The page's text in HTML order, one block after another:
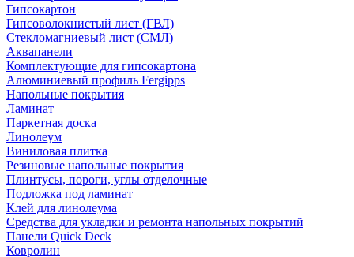
Гипсокартон
Гипсоволокнистый лист (ГВЛ)
Стекломагниевый лист (СМЛ)
Аквапанели
Комплектующие для гипсокартона
Алюминиевый профиль Fergipps
Напольные покрытия
Ламинат
Паркетная доска
Линолеум
Виниловая плитка
Резиновые напольные покрытия
Плинтусы, пороги, углы отделочные
Подложка под ламинат
Клей для линолеума
Средства для укладки и ремонта напольных покрытий
Панели Quick Deck
Ковролин